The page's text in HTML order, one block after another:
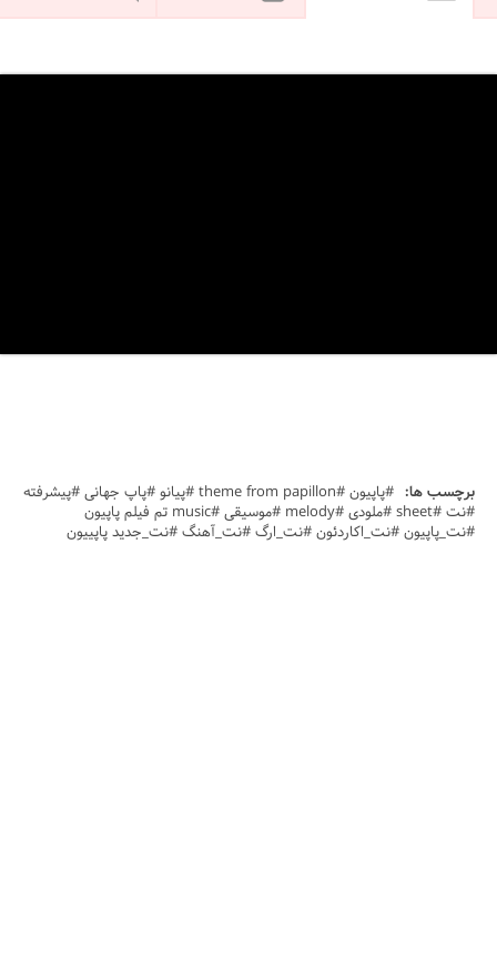
برچسب ها:
#پاپیون #theme from papillon #پیانو #پاپ جهانی #پیشرفته
#نت #sheet #ملودی #melody #موسیقی #music تم فیلم پاپیون
#نت_پاپیون #نت_اکاردئون #نت_ارگ #نت_آهنگ #نت_جدید پاپییون